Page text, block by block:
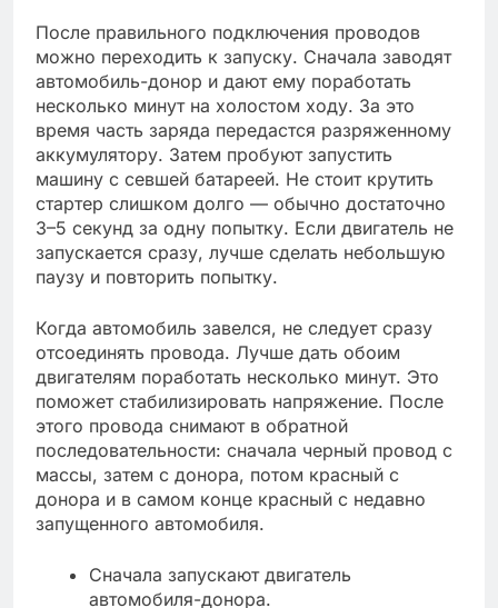
После правильного подключения проводов
можно переходить к запуску. Сначала заводят
автомобиль-донор и дают ему поработать
несколько минут на холостом ходу. За это
время часть заряда передастся разряженному
аккумулятору. Затем пробуют запустить
машину с севшей батареей. Не стоит крутить
стартер слишком долго — обычно достаточно
3–5 секунд за одну попытку. Если двигатель не
запускается сразу, лучше сделать небольшую
паузу и повторить попытку.
Когда автомобиль завелся, не следует сразу
отсоединять провода. Лучше дать обоим
двигателям поработать несколько минут. Это
поможет стабилизировать напряжение. После
этого провода снимают в обратной
последовательности: сначала черный провод с
массы, затем с донора, потом красный с
донора и в самом конце красный с недавно
запущенного автомобиля.
Сначала запускают двигатель
автомобиля-донора.